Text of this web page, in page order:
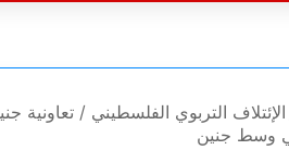
الإئتلاف التربوي الفلسطيني / تعاونية
وسط جنين